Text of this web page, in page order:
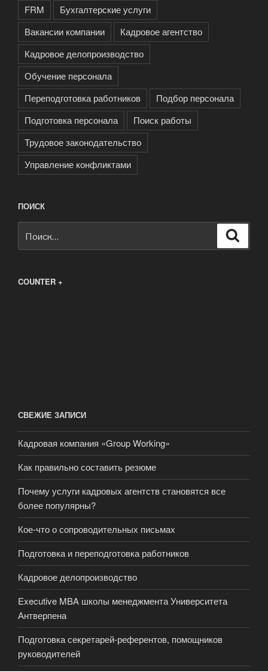
FRM
Бухгалтерские услуги
Вакансии компании
Кадровое агентство
Кадровое делопроизводство
Обучение персонала
Переподготовка работников
Подбор персонала
Подготовка персонала
Поиск работы
Трудовое законодательство
Управление конфликтами
ПОИСК
COUNTER +
СВЕЖИЕ ЗАПИСИ
Кадровая компания «Group Working»
Как правильно составить резюме
Почему услуги кадровых агентств становятся все
более популярны?
Кое-что о сопроводительных письмах
Подготовка и переподготовка работников
Кадровое делопроизводство
Executive MBA школы менеджмента Университета
Антверпена
Подготовка секретарей-референтов, помощников
руководителей